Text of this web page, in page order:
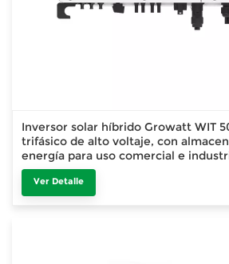
Inversor solar híbrido Growatt WIT
trifásico de alto voltaje, con
energía para uso comercial e
Ver Detalle